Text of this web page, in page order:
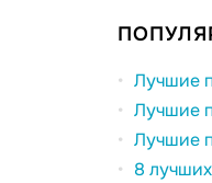
Лучшие
Лучшие
Лучшие
8